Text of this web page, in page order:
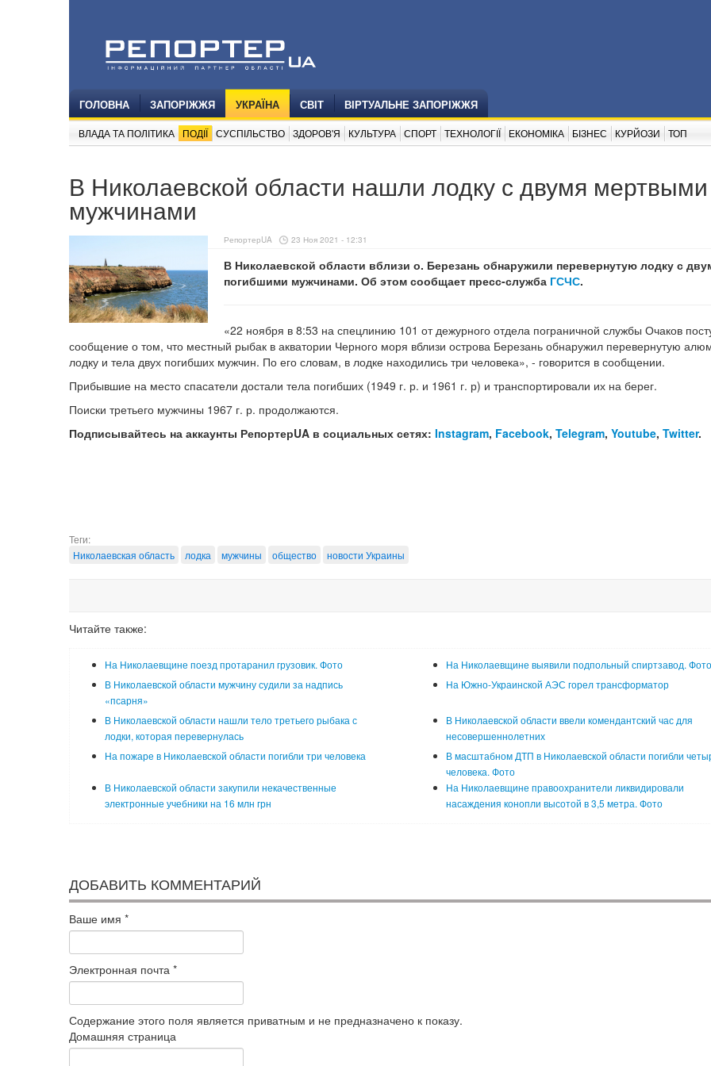
ГОЛОВНА ЗАПОРІЖЖЯ УКРАЇНА СВІТ ВІРТУАЛЬНЕ ЗАПОРІЖЖЯ
ВЛАДА ТА ПОЛІТИКА ПОДІЇ СУСПІЛЬСТВО ЗДОРОВ'Я КУЛЬТУРА СПОРТ ТЕХНОЛОГІЇ ЕКОНОМІКА БІЗНЕС КУРЙОЗИ ТОП
В Николаевской области нашли лодку с двумя мертвыми
мужчинами
РепортерUA 23 Ноя 2021 - 12:31
В Николаевской области вблизи о. Березань обнаружили перевернутую лодку с
погибшими мужчинами. Об этом сообщает пресс-служба ГСЧС.
«22 ноября в 8:53 на спецлинию 101 от дежурного отдела пограничной службы Очаков
сообщение о том, что местный рыбак в акватории Черного моря вблизи острова Березань обнаружил перевернутую
лодку и тела двух погибших мужчин. По его словам, в лодке находились три человека», - говорится в сообщении.
Прибывшие на место спасатели достали тела погибших (1949 г. р. и 1961 г. р) и транспортировали их на берег.
Поиски третьего мужчины 1967 г. р. продолжаются.
Подписывайтесь на аккаунты РепортерUA в социальных сетях: Instagram, Facebook, Telegram, Youtube, Twitter.
Теги:
Николаевская область
лодка мужчины общество новости Украины
Читайте также:
На Николаевщине поезд протаранил грузовик. Фото
На Николаевщине выявили подпольный спиртзавод.
В Николаевской области мужчину судили за надпись
«псарня»
На Южно-Украинской АЭС горел трансформатор
В Николаевской области нашли тело третьего рыбака с
лодки, которая перевернулась
В Николаевской области ввели комендантский час для
несовершеннолетних
На пожаре в Николаевской области погибли три человека
В масштабном ДТП в Николаевской области погибли
человека. Фото
В Николаевской области закупили некачественные
электронные учебники на 16 млн грн
На Николаевщине правоохранители ликвидировали
насаждения конопли высотой в 3,5 метра. Фото
ДОБАВИТЬ КОММЕНТАРИЙ
Ваше имя *
Электронная почта *
Содержание этого поля является приватным и не предназначено к показу.
Домашняя страница